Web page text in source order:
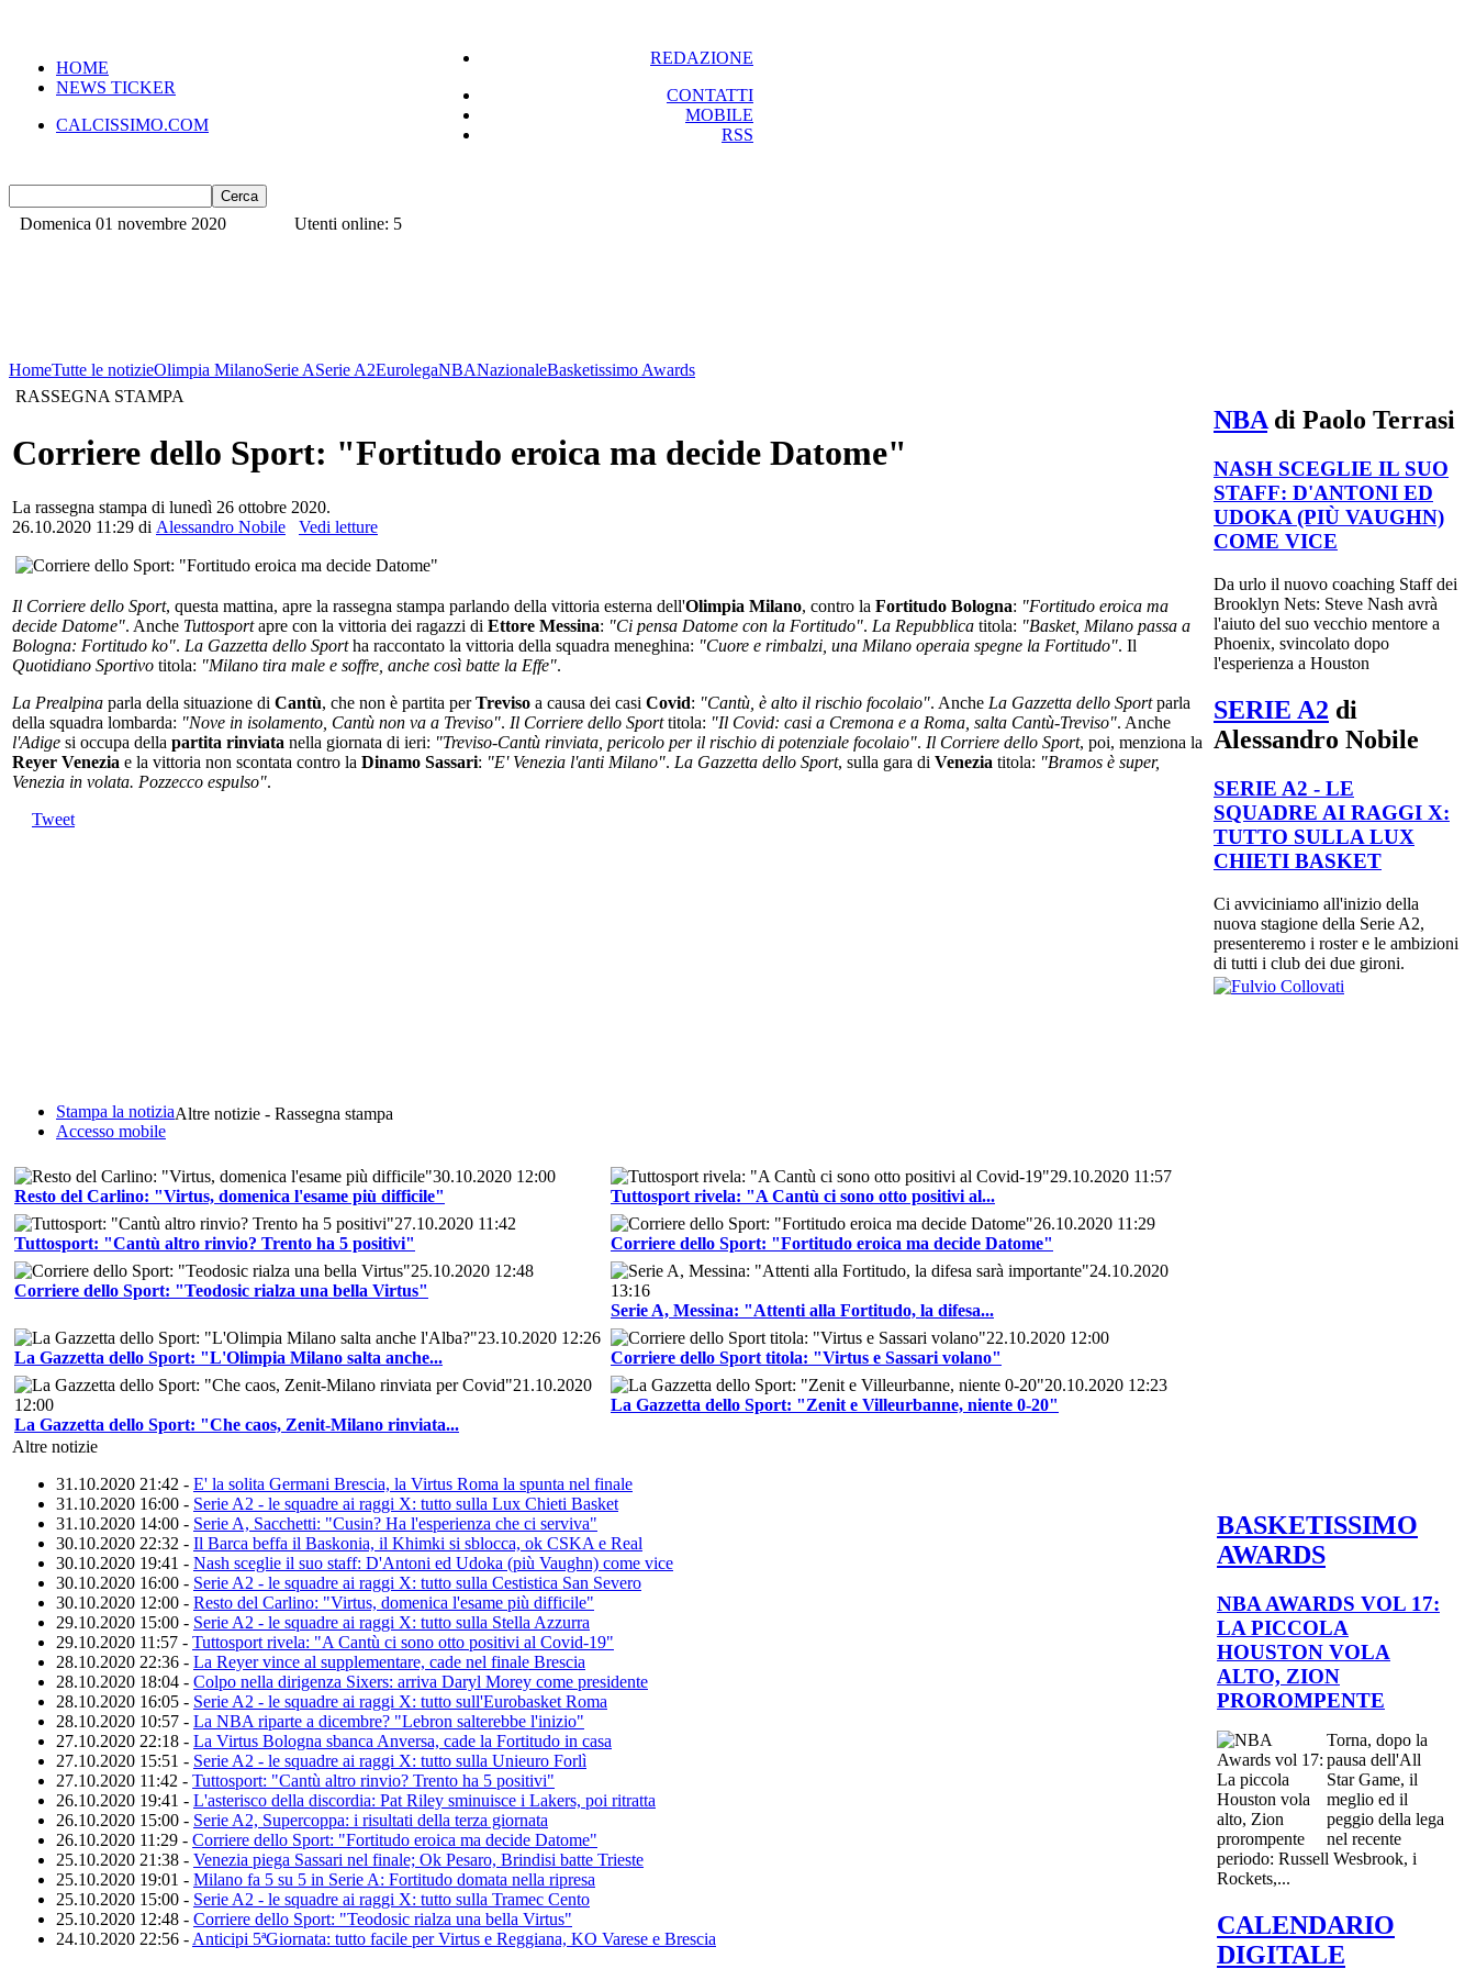
HOME
NEWS TICKER
CALCISSIMO.COM
REDAZIONE
CONTATTI
MOBILE
RSS
Domenica 01 novembre 2020 Utenti online: 5
HomeTutte le notizieOlimpia MilanoSerie ASerie A2EurolegaNBANazionaleBasketissimo Awards
RASSEGNA STAMPA
Corriere dello Sport: "Fortitudo eroica ma decide Datome"
La rassegna stampa di lunedì 26 ottobre 2020.
26.10.2020 11:29 di Alessandro Nobile Vedi letture
Il Corriere dello Sport, questa mattina, apre la rassegna stampa parlando della vittoria esterna dell'Olimpia Milano, contro la Fortitudo Bologna: "Fortitudo eroica ma
decide Datome". Anche Tuttosportapre con la vittoria dei ragazzi di Ettore Messina: "Ci pensa Datome con la Fortitudo". La Repubblica titola: "Basket, Milano passa a
Bologna: Fortitudo ko". La Gazzetta dello Sportha raccontato la vittoria della squadra meneghina: "Cuore e rimbalzi, una Milano operaia spegne la Fortitudo". Il
Quotidiano Sportivo titola: "Milano tira male e soffre, anche così batte la Effe".
La Prealpina parla della situazione di Cantù, che non è partita perTreviso a causa dei casi Covid: "Cantù, è alto il rischio focolaio". Anche La Gazzetta dello Sportparla
della squadra lombarda: "Nove in isolamento, Cantù non va a Treviso". Il Corriere dello Sporttitola: "Il Covid: casi a Cremona e a Roma, salta Cantù-Treviso". Anche
l'Adige si occupa della partita rinviata nella giornata di ieri: "Treviso-Cantù rinviata, pericolo per il rischio di potenziale focolaio". Il Corriere dello Sport, poi, menziona la
Reyer Venezia e la vittoria non scontata contro la Dinamo Sassari: "E' Venezia l'anti Milano". La Gazzetta dello Sport, sulla gara di Venezia titola: "Bramos è super,
Venezia in volata. Pozzecco espulso".
Tweet
Stampa la notizia
Accesso mobile
Altre notizie - Rassegna stampa
30.10.2020 12:00
Resto del Carlino: "Virtus, domenica l'esame più difficile"
29.10.2020 11:57
Tuttosport rivela: "A Cantù ci sono otto positivi al...
27.10.2020 11:42
Tuttosport: "Cantù altro rinvio? Trento ha 5 positivi"
26.10.2020 11:29
Corriere dello Sport: "Fortitudo eroica ma decide Datome"
25.10.2020 12:48
Corriere dello Sport: "Teodosic rialza una bella Virtus"
24.10.2020
13:16
Serie A, Messina: "Attenti alla Fortitudo, la difesa...
23.10.2020 12:26
La Gazzetta dello Sport: "L'Olimpia Milano salta anche...
22.10.2020 12:00
Corriere dello Sport titola: "Virtus e Sassari volano"
21.10.2020
12:00
La Gazzetta dello Sport: "Che caos, Zenit-Milano rinviata...
20.10.2020 12:23
La Gazzetta dello Sport: "Zenit e Villeurbanne, niente 0-20"
Altre notizie
31.10.2020 21:42 - E' la solita Germani Brescia, la Virtus Roma la spunta nel finale
31.10.2020 16:00 - Serie A2 - le squadre ai raggi X: tutto sulla Lux Chieti Basket
31.10.2020 14:00 - Serie A, Sacchetti: "Cusin? Ha l'esperienza che ci serviva"
30.10.2020 22:32 - Il Barca beffa il Baskonia, il Khimki si sblocca, ok CSKA e Real
30.10.2020 19:41 - Nash sceglie il suo staff: D'Antoni ed Udoka (più Vaughn) come vice
30.10.2020 16:00 - Serie A2 - le squadre ai raggi X: tutto sulla Cestistica San Severo
30.10.2020 12:00 - Resto del Carlino: "Virtus, domenica l'esame più difficile"
29.10.2020 15:00 - Serie A2 - le squadre ai raggi X: tutto sulla Stella Azzurra
29.10.2020 11:57 - Tuttosport rivela: "A Cantù ci sono otto positivi al Covid-19"
28.10.2020 22:36 - La Reyer vince al supplementare, cade nel finale Brescia
28.10.2020 18:04 - Colpo nella dirigenza Sixers: arriva Daryl Morey come presidente
28.10.2020 16:05 - Serie A2 - le squadre ai raggi X: tutto sull'Eurobasket Roma
28.10.2020 10:57 - La NBA riparte a dicembre? "Lebron salterebbe l'inizio"
27.10.2020 22:18 - La Virtus Bologna sbanca Anversa, cade la Fortitudo in casa
27.10.2020 15:51 - Serie A2 - le squadre ai raggi X: tutto sulla Unieuro Forlì
27.10.2020 11:42 - Tuttosport: "Cantù altro rinvio? Trento ha 5 positivi"
26.10.2020 19:41 - L'asterisco della discordia: Pat Riley sminuisce i Lakers, poi ritratta
26.10.2020 15:00 - Serie A2, Supercoppa: i risultati della terza giornata
26.10.2020 11:29 - Corriere dello Sport: "Fortitudo eroica ma decide Datome"
25.10.2020 21:38 - Venezia piega Sassari nel finale; Ok Pesaro, Brindisi batte Trieste
25.10.2020 19:01 - Milano fa 5 su 5 in Serie A: Fortitudo domata nella ripresa
25.10.2020 15:00 - Serie A2 - le squadre ai raggi X: tutto sulla Tramec Cento
25.10.2020 12:48 - Corriere dello Sport: "Teodosic rialza una bella Virtus"
24.10.2020 22:56 - Anticipi 5ªGiornata: tutto facile per Virtus e Reggiana, KO Varese e Brescia
NBA di Paolo Terrasi
NASH SCEGLIE IL SUO
STAFF: D'ANTONI ED
UDOKA (PIÙ VAUGHN)
COME VICE
Da urlo il nuovo coaching Staff dei
Brooklyn Nets: Steve Nash avrà
l'aiuto del suo vecchio mentore a
Phoenix, svincolato dopo
l'esperienza a Houston
SERIE A2 di
Alessandro Nobile
SERIE A2 - LE
SQUADRE AI RAGGI X:
TUTTO SULLA LUX
CHIETI BASKET
Ci avviciniamo all'inizio della
nuova stagione della Serie A2,
presenteremo i roster e le ambizioni
di tutti i club dei due gironi.
BASKETISSIMO
AWARDS
NBA AWARDS VOL 17:
LA PICCOLA
HOUSTON VOLA
ALTO, ZION
PROROMPENTE
Torna, dopo la
pausa dell'All
Star Game, il
meglio ed il
peggio della lega
nel recente
periodo: Russell Wesbrook, i
Rockets,...
CALENDARIO
DIGITALE